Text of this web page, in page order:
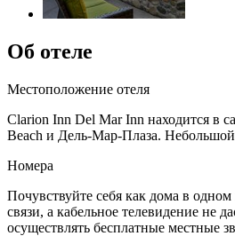
Об отеле
Местоположение отеля
Clarion Inn Del Mar Inn находится в
Beach и Дель-Мар-Плаза.
Номера
Почувствуйте себя как дома в
связи, а кабельное телевидение не
осуществлять бесплатные местные